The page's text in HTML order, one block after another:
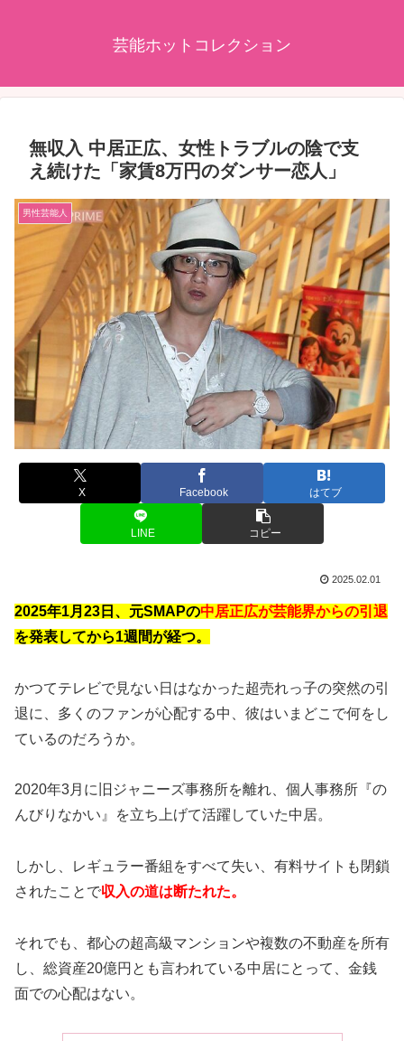
芸能ホットコレクション
無収入 中居正広、女性トラブルの陰で支
え続けた「家賃8万円のダンサー恋人」
男性芸能人
X Facebook はてブ
LINE コピー
2025.02.01
2025年1月23日、元SMAPの中居正広が芸能界からの引退
を発表してから1週間が経つ。
かつてテレビで見ない日はなかった超売れっ子の突然の引
退に、多くのファンが心配する中、彼はいまどこで何をし
ているのだろうか。
2020年3月に旧ジャニーズ事務所を離れ、個人事務所『の
んびりなかい』を立ち上げて活躍していた中居。
しかし、レギュラー番組をすべて失い、有料サイトも閉鎖
されたことで収入の道は断たれた。
それでも、都心の超高級マンションや複数の不動産を所有
し、総資産20億円とも言われている中居にとって、金銭
面での心配はない。